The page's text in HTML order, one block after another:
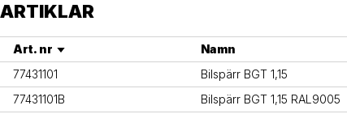
ARTIKLAR
Art. nr Namn
77431101
Bilspärr BGT 1,15
77431101B
Bilspärr BGT 1,15 RAL9005